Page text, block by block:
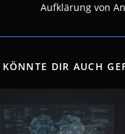
Aufklärung von
KÖNNTE DIR AUCH